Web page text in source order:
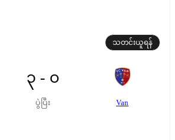
သတင်းယူရန်
၃ - ၀
ပွဲပြီး Van